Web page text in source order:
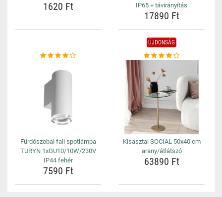
1620 Ft
IP65 + távirányítás
17890 Ft
Fürdőszobai fali spotlámpa
TURYN 1xGU10/10W/230V
IP44 fehér
7590 Ft
ÚJDONSÁG
Kisasztal SOCIAL 50x40 cm
arany/átlátszó
63890 Ft